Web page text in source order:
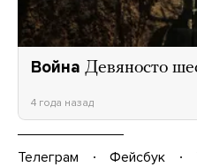
Война Девяносто
4 года назад
Телеграм Фейсбук